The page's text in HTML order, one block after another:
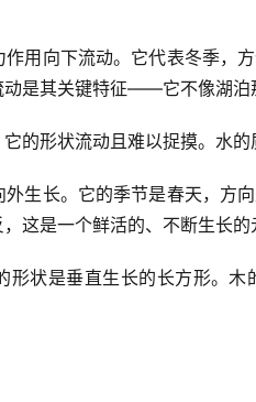
用向下流动。它代表冬季，
是其关键特征——它不像湖泊
的形状流动且难以捉摸。水的
生长。它的季节是春天，方
这是一个鲜活的、不断生长的
形状是垂直生长的长方形。